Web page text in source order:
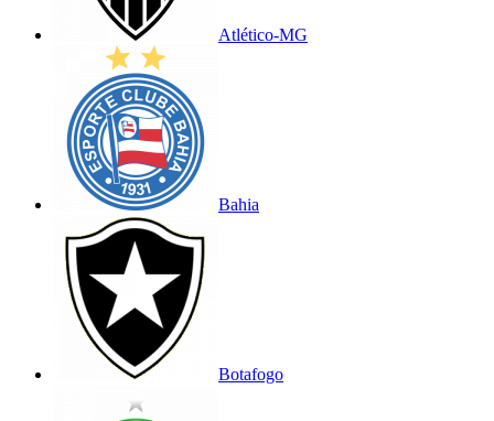
Atlético-MG
Bahia
Botafogo